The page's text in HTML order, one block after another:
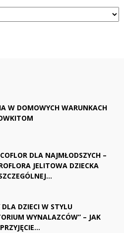
W DOMOWYCH WARUNKACH
DLA NAJMŁODSZYCH –
JELITOWA DZIECKA
DLA DZIECI W STYLU
WYNALAZCÓW” – JAK